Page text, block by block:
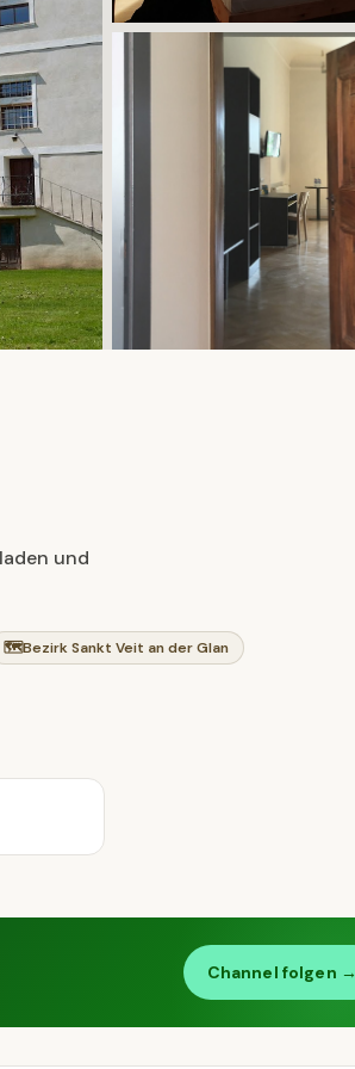
und
🗺Bezirk Sankt Veit an der Glan
Channel folgen →